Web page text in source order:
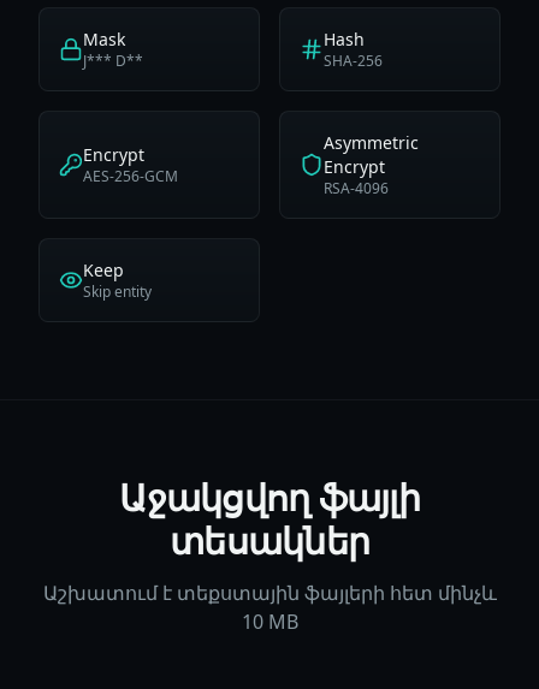
Mask
J*** D**
Hash
SHA-256
Encrypt
AES-256-GCM
Asymmetric
Encrypt
RSA-4096
Keep
Skip entity
Աջակցվող ֆայլի
տեսակներ
Աշխատում է տեքստային ֆայլերի հետ մինչև
10 MB